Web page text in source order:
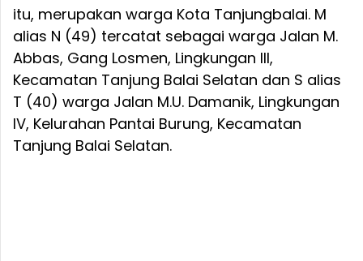
itu, merupakan warga Kota Tanjungbalai. M
alias N (49) tercatat sebagai warga Jalan M.
Abbas, Gang Losmen, Lingkungan III,
Kecamatan Tanjung Balai Selatan dan S alias
T (40) warga Jalan M.U. Damanik, Lingkungan
IV, Kelurahan Pantai Burung, Kecamatan
Tanjung Balai Selatan.